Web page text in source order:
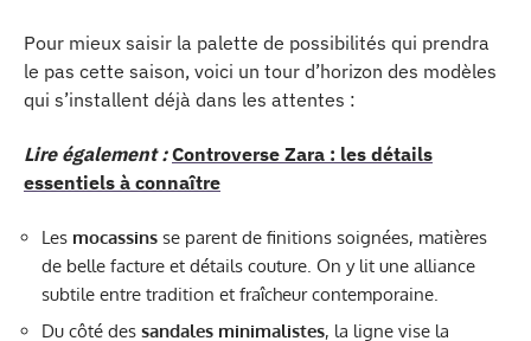
Pour mieux saisir la palette de possibilités qui prendra
le pas cette saison, voici un tour d’horizon des modèles
qui s’installent déjà dans les attentes :
Lire également : Controverse Zara : les détails
essentiels à connaître
Les mocassins se parent de finitions soignées, matières
de belle facture et détails couture. On y lit une alliance
subtile entre tradition et fraîcheur contemporaine.
Du côté des sandales minimalistes, la ligne vise la